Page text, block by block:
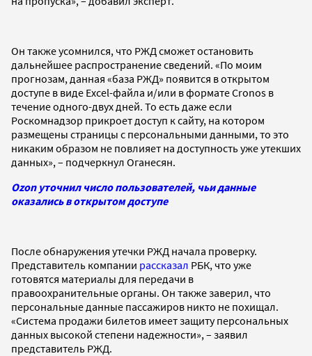
Он также усомнился, что РЖД сможет остановить
дальнейшее распространение сведений. «По моим
прогнозам, данная «база РЖД» появится в открытом
доступе в виде Excel-файла и/или в формате Cronos в
течение одного-двух дней. То есть даже если
Роскомнадзор прикроет доступ к сайту, на котором
размещены страницы с персональными данными, то это
никаким образом не повлияет на доступность уже утекших
данных», – подчеркнул Оганесян.
Ozon уточнил число пользователей, чьи данные
оказались в открытом доступе
После обнаружения утечки РЖД начала проверку.
Представитель компании рассказал РБК, что уже
готовятся материалы для передачи в
правоохранительные органы. Он также заверил, что
персональные данные пассажиров никто не похищал.
«Система продажи билетов имеет защиту персональных
данных высокой степени надежности», – заявил
представитель РЖД.